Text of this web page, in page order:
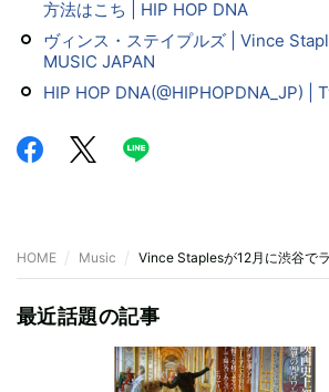
方法はこち | HIP HOP DNA
ヴィンス・ステイプルズ | Vince
MUSIC JAPAN
HIP HOP DNA(@HIPHOPDNA_JP) |
HOME Music Vince Staplesが12月に渋谷で
最近話題の記事